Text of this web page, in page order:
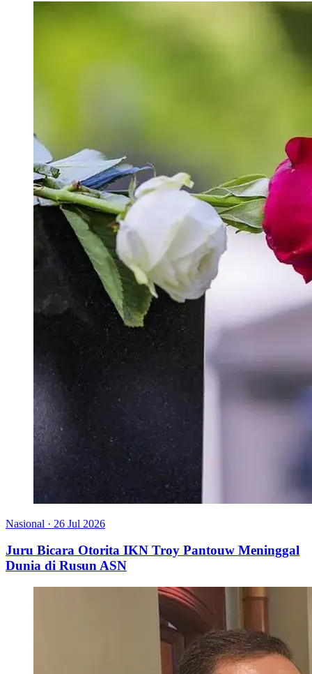
Nasional · 26 Jul 2026
Juru Bicara Otorita IKN Troy Pantouw Meninggal
Dunia di Rusun ASN